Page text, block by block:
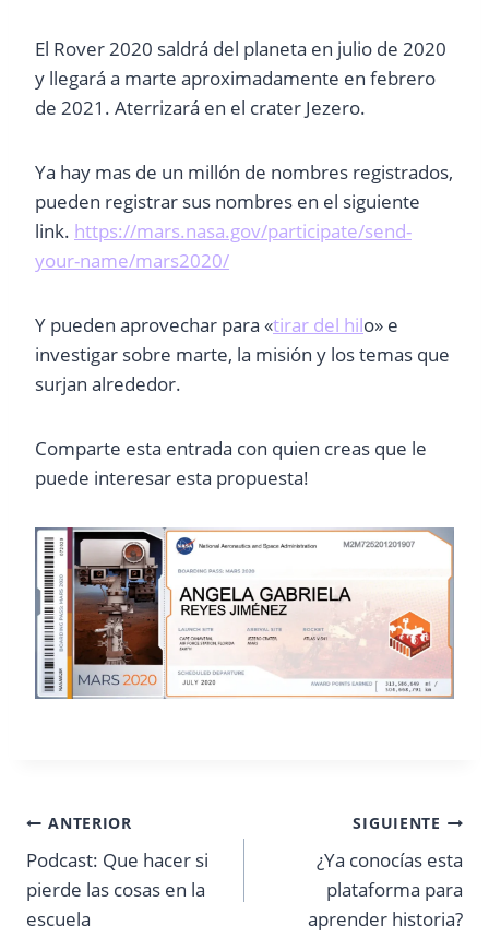
El Rover 2020 saldrá del planeta en julio de 2020
y llegará a marte aproximadamente en febrero
de 2021. Aterrizará en el crater Jezero.
Ya hay mas de un millón de nombres registrados,
pueden registrar sus nombres en el siguiente
link. https://mars.nasa.gov/participate/send-
your-name/mars2020/
Y pueden aprovechar para «tirar del hilo» e
investigar sobre marte, la misión y los temas que
surjan alrededor.
Comparte esta entrada con quien creas que le
puede interesar esta propuesta!
Navegación
de
entradas
ANTERIOR
Podcast: Que hacer si
pierde las cosas en la
escuela
SIGUIENTE
¿Ya conocías esta
plataforma para
aprender historia?